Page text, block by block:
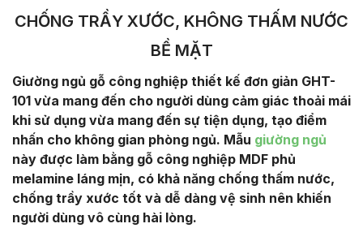
CHỐNG TRẦY XƯỚC, KHÔNG THẤM NƯỚC
BỀ MẶT
Giường ngủ gỗ công nghiệp thiết kế đơn giản GHT-
101 vừa mang đến cho người dùng cảm giác thoải mái
khi sử dụng vừa mang đến sự tiện dụng, tạo điểm
nhấn cho không gian phòng ngủ. Mẫu giường ngủ
này được làm bằng gỗ công nghiệp MDF phủ
melamine láng mịn, có khả năng chống thấm nước,
chống trầy xước tốt và dễ dàng vệ sinh nên khiến
người dùng vô cùng hài lòng.